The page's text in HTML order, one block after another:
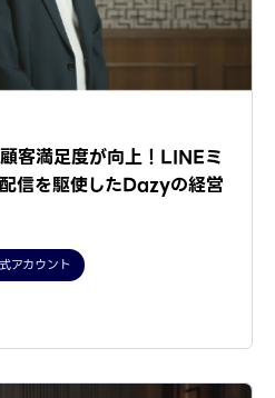
客満足度が向上！LINEミ
信を駆使したDazyの経営
アカウント